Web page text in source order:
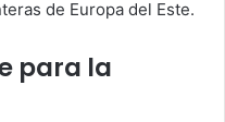
de Europa del Este.
para la